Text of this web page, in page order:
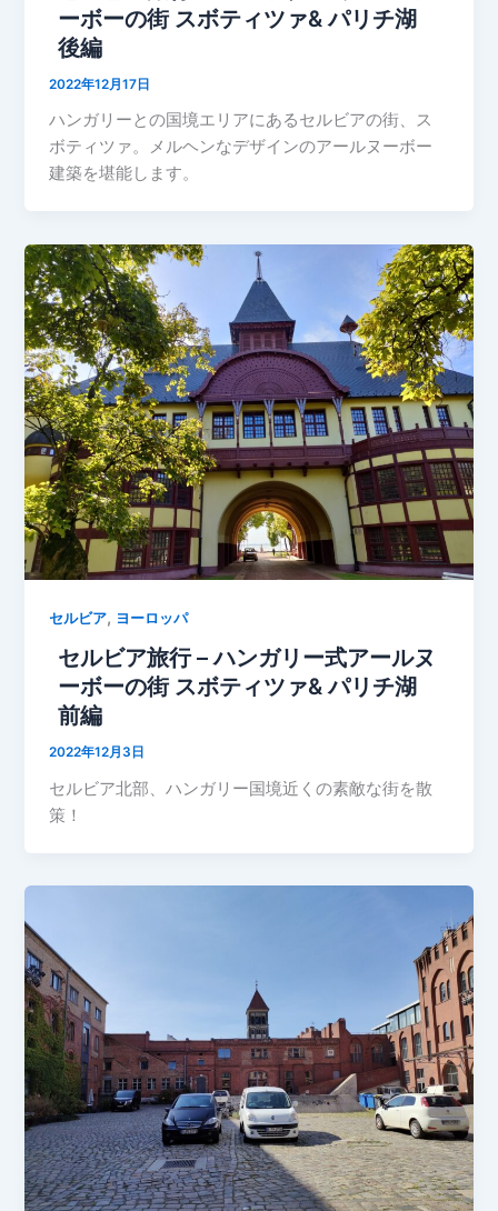
ーボーの街 スボティツァ& パリチ湖
後編
2022年12月17日
ハンガリーとの国境エリアにあるセルビアの街、ス
ボティツァ。メルヘンなデザインのアールヌーボー
建築を堪能します。
セルビア, ヨーロッパ
セルビア旅行 – ハンガリー式アールヌ
ーボーの街 スボティツァ& パリチ湖
前編
2022年12月3日
セルビア北部、ハンガリー国境近くの素敵な街を散
策！